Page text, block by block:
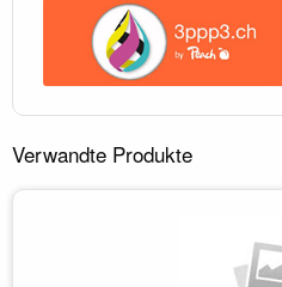
Verwandte Produkte